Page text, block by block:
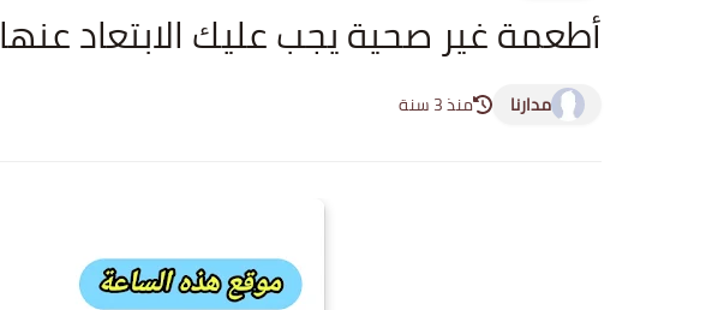
أطعمة غير صحية يجب عليك الابتعاد عنها
مدارنا منذ 3 سنة